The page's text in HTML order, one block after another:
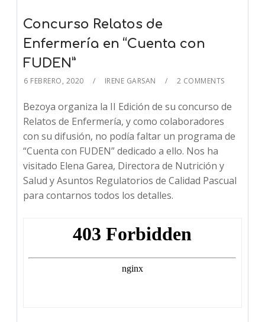
Concurso Relatos de
Enfermería en “Cuenta con
FUDEN”
6 FEBRERO, 2020 IRENE GARSAN 2 COMMENTS
Bezoya organiza la II Edición de su concurso de
Relatos de Enfermería, y como colaboradores
con su difusión, no podía faltar un programa de
“Cuenta con FUDEN” dedicado a ello. Nos ha
visitado Elena Garea, Directora de Nutrición y
Salud y Asuntos Regulatorios de Calidad Pascual
para contarnos todos los detalles.